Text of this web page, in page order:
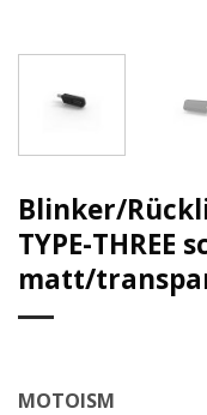
Blinker/
TYPE-THREE
matt/
MOTOISM